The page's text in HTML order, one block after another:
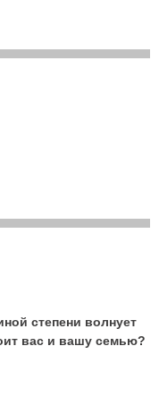
степени волнует
вас и вашу семью?